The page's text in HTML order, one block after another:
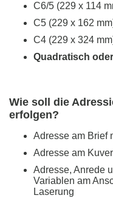
C6/5 (229 x 114
C5 (229 x 162
C4 (229 x 324
Quadratisch
Wie soll die
erfolgen?
Adresse am Brief
Adresse am
Adresse, Anrede
Variablen am
Laserung